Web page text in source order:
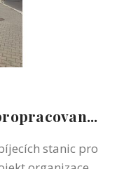
stanic pro